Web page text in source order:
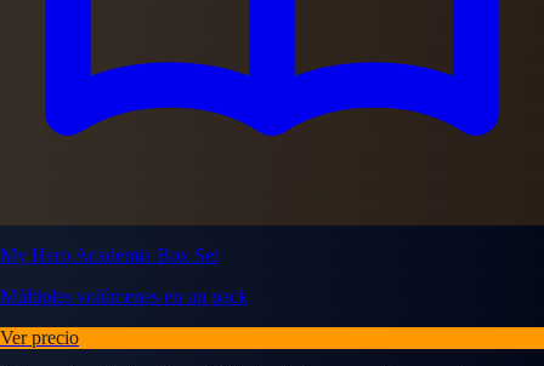
My Hero Academia Box Set
Múltiples volúmenes en un pack
Ver precio